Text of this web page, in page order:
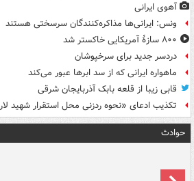
آهوی ایرانی
ونس: ایرانی‌ها مذاکره‌کنندگان سرسختی هستند
۸۰۰ سازۀ آمریکایی خاکستر شد
دردسر جدید برای سرخپوشان
ماهواره ایرانی که از سد ابرها عبور می‌کند
قابی زیبا از قلعه بابک آذربایجان شرقی
تکذیب ادعای «نحوه ردزنی محل استقرار شهید
حوادث